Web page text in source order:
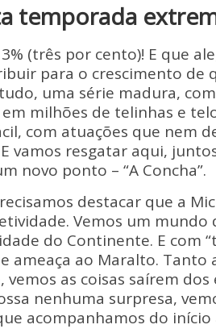
ar
e
temporada
(três por cento)! E que
para o crescimento de
uma série madura, com
milhões de telinhas e
com atuações que nem
vamos resgatar aqui,
novo ponto – “A Concha”.
destacar que a
Vemos um
do Continente. E com
ameaça ao Maralto. Tanto
vemos as coisas saírem
nenhuma surpresa,
acompanhamos do início